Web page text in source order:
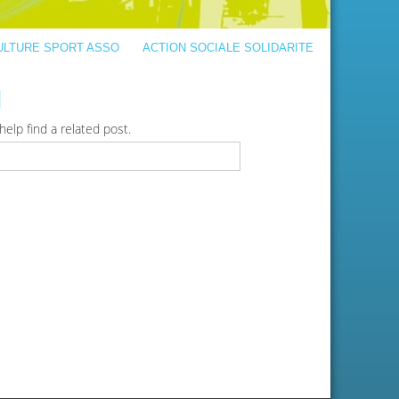
SPORT ASSO ACTION SOCIALE SOLIDARITE
find a related post.